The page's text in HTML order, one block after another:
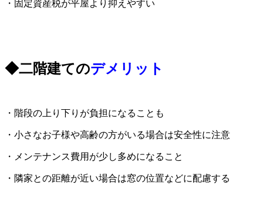
・固定資産税が平屋より抑えやすい
◆二階建てのデメリット
・階段の上り下りが負担になることも
・小さなお子様や高齢の方がいる場合は安全性に注意
・メンテナンス費用が少し多めになること
・隣家との距離が近い場合は窓の位置などに配慮する